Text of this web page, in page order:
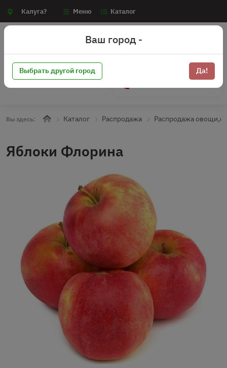
Калуга? Меню Каталог
Вы здесь: Каталог Распродажа Распродажа
Яблоки Флорина
Ваш город -
Выбрать другой город Да!